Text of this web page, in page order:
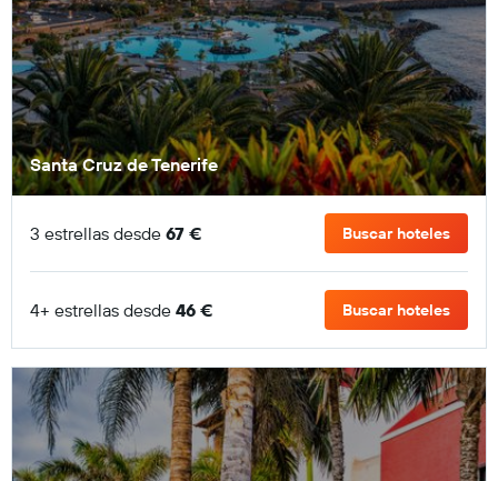
Santa Cruz de Tenerife
3 estrellas desde 67 € Buscar hoteles
4+ estrellas desde 46 € Buscar hoteles